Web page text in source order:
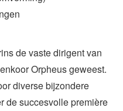
de vaste dirigent van
Orpheus geweest.
diverse bijzondere
de succesvolle première